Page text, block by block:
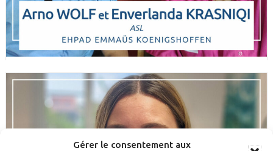
Gérer le consentement aux